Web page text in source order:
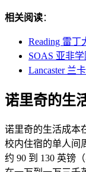
相关阅读：
Reading 雷丁
SOAS 亚非
Lancaster 兰
诺里奇的生
诺里奇的生活成本
校内住宿的单人间
约 90 到 130 英镑